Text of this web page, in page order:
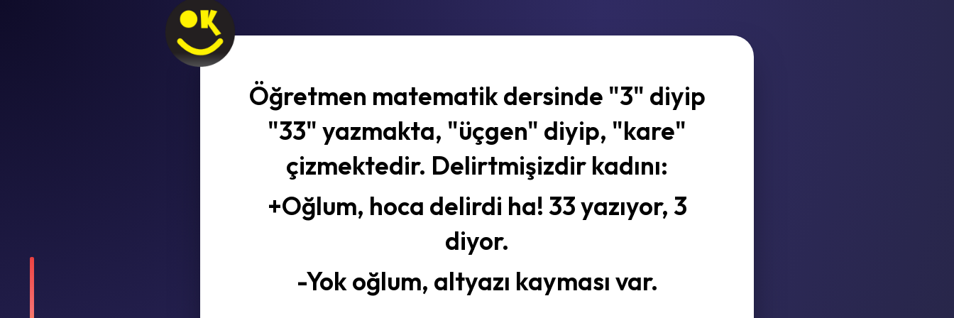
Öğretmen matematik dersinde "3" diyip
"33" yazmakta, "üçgen" diyip, "kare"
çizmektedir. Delirtmişizdir kadını:
+Oğlum, hoca delirdi ha! 33 yazıyor, 3
diyor.
-Yok oğlum, altyazı kayması var.